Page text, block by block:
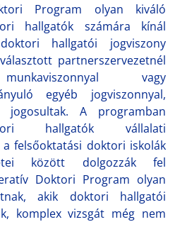
Program olyan kiváló
hallgatók számára kínál
hallgatói jogviszony
partnerszervezetnél
vagy
egyéb jogviszonnyal,
jogosultak. A programban
hallgatók vállalati
felsőoktatási doktori iskolák
között dolgozzák fel
Doktori Program olyan
akik doktori hallgatói
komplex vizsgát még nem